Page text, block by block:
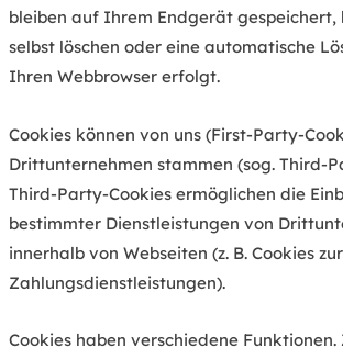
bleiben auf Ihrem Endgerät gespeichert,
selbst löschen oder eine automatische
Ihren Webbrowser erfolgt.
Cookies können von uns (First-Party-
Drittunternehmen stammen (sog. Third-
Third-Party-Cookies ermöglichen die
bestimmter Dienstleistungen von
innerhalb von Webseiten (z. B. Cookies
Zahlungsdienstleistungen).
Cookies haben verschiedene Funktionen.